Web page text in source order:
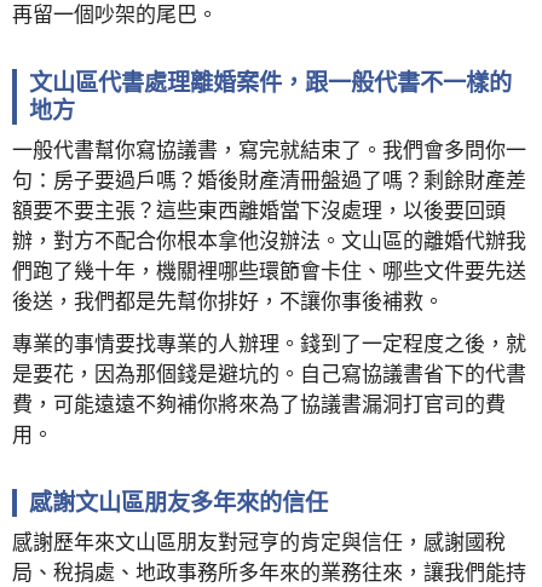
再留一個吵架的尾巴。
文山區代書處理離婚案件，跟一般代書不一樣的
地方
一般代書幫你寫協議書，寫完就結束了。我們會多問你一
句：房子要過戶嗎？婚後財產清冊盤過了嗎？剩餘財產差
額要不要主張？這些東西離婚當下沒處理，以後要回頭
辦，對方不配合你根本拿他沒辦法。文山區的離婚代辦我
們跑了幾十年，機關裡哪些環節會卡住、哪些文件要先送
後送，我們都是先幫你排好，不讓你事後補救。
專業的事情要找專業的人辦理。錢到了一定程度之後，就
是要花，因為那個錢是避坑的。自己寫協議書省下的代書
費，可能遠遠不夠補你將來為了協議書漏洞打官司的費
用。
感謝文山區朋友多年來的信任
感謝歷年來文山區朋友對冠亨的肯定與信任，感謝國稅
局、稅捐處、地政事務所多年來的業務往來，讓我們能持